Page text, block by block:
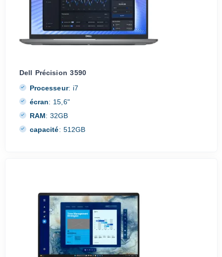
Dell Précision 3590
Processeur: i7
écran: 15,6"
RAM: 32GB
capacité: 512GB